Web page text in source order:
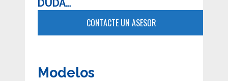
DUDA…
CONTACTE UN ASESOR
Modelos